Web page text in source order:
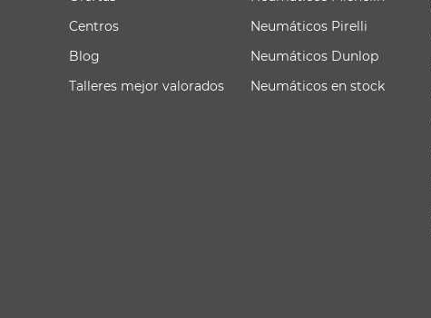
Centros
Blog
Talleres mejor valorados
Neumáticos Pirelli
Neumáticos Dunlop
Neumáticos en stock